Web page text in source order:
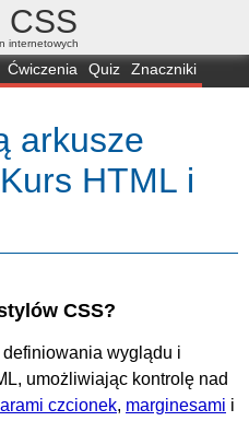
CSS
internetowych
Ćwiczenia Quiz
Znaczniki
arkusze
HTML i
CSS?
wyglądu i
umożliwiając kontrolę nad
czcionek, marginesami i